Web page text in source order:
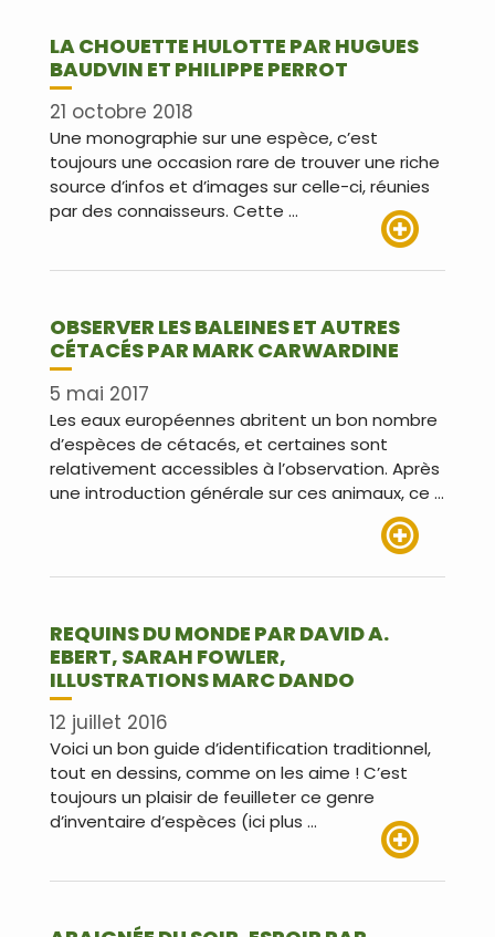
LA CHOUETTE HULOTTE PAR HUGUES
BAUDVIN ET PHILIPPE PERROT
21 octobre 2018
Une monographie sur une espèce, c’est
toujours une occasion rare de trouver une riche
source d’infos et d’images sur celle-ci, réunies
par des connaisseurs. Cette …
OBSERVER LES BALEINES ET AUTRES
CÉTACÉS PAR MARK CARWARDINE
5 mai 2017
Les eaux européennes abritent un bon nombre
d’espèces de cétacés, et certaines sont
relativement accessibles à l’observation. Après
une introduction générale sur ces animaux, ce …
REQUINS DU MONDE PAR DAVID A.
EBERT, SARAH FOWLER,
ILLUSTRATIONS MARC DANDO
12 juillet 2016
Voici un bon guide d’identification traditionnel,
tout en dessins, comme on les aime ! C’est
toujours un plaisir de feuilleter ce genre
d’inventaire d’espèces (ici plus …